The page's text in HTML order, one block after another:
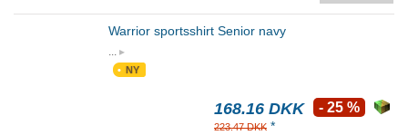
Warrior sportsshirt Senior navy
...
NY
168.16 DKK
223.47 DKK *
- 25 %